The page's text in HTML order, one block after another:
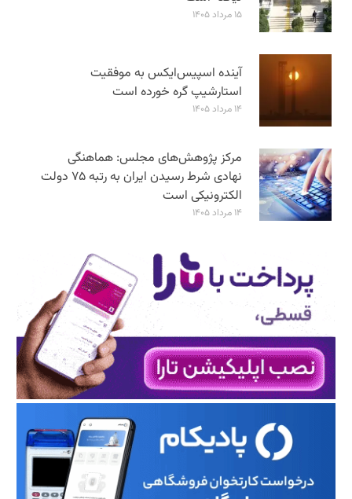
۱۵ مرداد ۱۴۰۵
آینده اسپیس‌ایکس به موفقیت
استارشیپ گره خورده است
۱۴ مرداد ۱۴۰۵
مرکز پژوهش‌های مجلس: هماهنگی
نهادی شرط رسیدن ایران به رتبه ۷۵ دولت
الکترونیکی است
۱۴ مرداد ۱۴۰۵